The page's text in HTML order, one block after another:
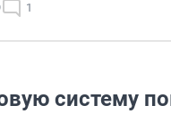
1
систему